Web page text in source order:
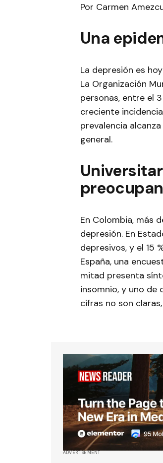
Por Carmen
Una
La depresión es
La Organización
personas, entre el
creciente
prevalencia
general.
preocupan
En Colombia, más
depresión. En
depresivos, y el 15
España, una
mitad presenta
insomnio, y uno de
cifras no son
ADVERTISEMENT